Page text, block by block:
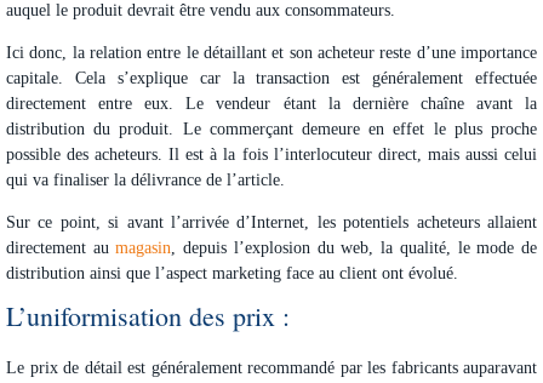
auquel le produit devrait être vendu aux consommateurs.
Ici donc, la relation entre le détaillant et son acheteur reste d’une importance
capitale. Cela s’explique car la transaction est généralement effectuée
directement entre eux. Le vendeur étant la dernière chaîne avant la
distribution du produit. Le commerçant demeure en effet le plus proche
possible des acheteurs. Il est à la fois l’interlocuteur direct, mais aussi celui
qui va finaliser la délivrance de l’article.
Sur ce point, si avant l’arrivée d’Internet, les potentiels acheteurs allaient
directement aumagasin, depuis l’explosion du web, la qualité, le mode de
distribution ainsi que l’aspect marketing face au client ont évolué.
L’uniformisation des prix :
Le prix de détail est généralement recommandé par les fabricants auparavant